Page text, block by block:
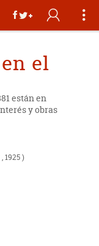
el
están en
y obras
1925 )